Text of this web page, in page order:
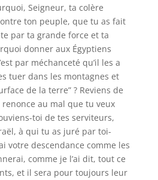
Seigneur, ta colère
ton peuple, que tu as fait
par ta grande force et ta
donner aux Égyptiens
par méchanceté qu’il les a
tuer dans les montagnes et
de la terre” ? Reviens de
renonce au mal que tu veux
toi de tes serviteurs,
à qui tu as juré par toi-
votre descendance comme les
comme je l’ai dit, tout ce
et il sera pour toujours leur